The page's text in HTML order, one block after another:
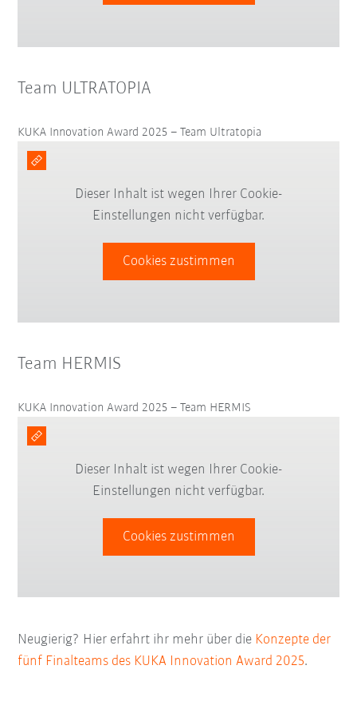
Team ULTRATOPIA
KUKA Innovation Award 2025 – Team Ultratopia
Dieser Inhalt ist wegen Ihrer Cookie-
Einstellungen nicht verfügbar.
Cookies zustimmen
Team HERMIS
KUKA Innovation Award 2025 – Team HERMIS
Dieser Inhalt ist wegen Ihrer Cookie-
Einstellungen nicht verfügbar.
Cookies zustimmen
Neugierig? Hier erfahrt ihr mehr über die Konzepte der
fünf Finalteams des KUKA Innovation Award 2025.